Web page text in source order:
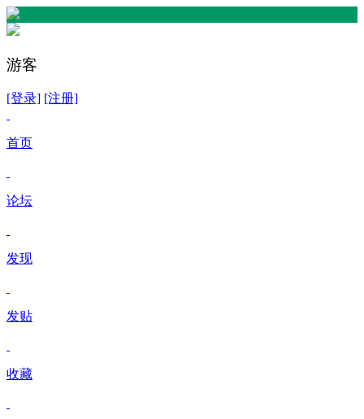
游客
[登录] [注册]
首页
论坛
发现
发贴
收藏